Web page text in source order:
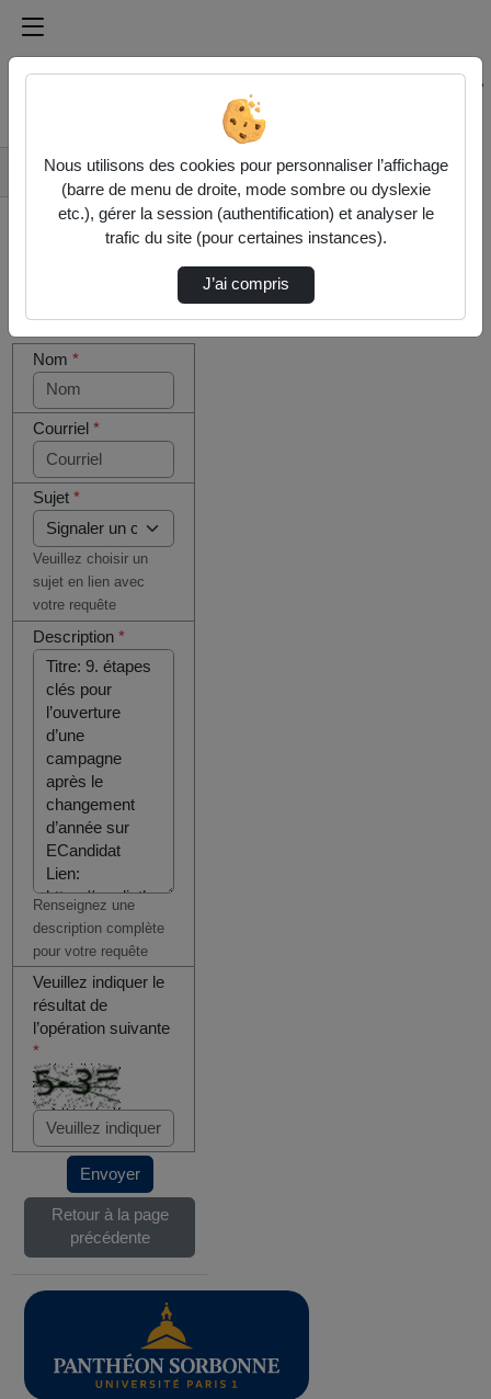
Médiathèque de l'université Paris
Rechercher un média sur Médiathèque de l'université
Accueil
Contactez nous
Votre message
Nom*
Courriel*
Sujet*
Veuillez choisir un
sujet en lien avec
votre requête
Description*
Renseignez une
description complète
pour votre requête
Veuillez indiquer le
résultat de
l’opération suivante
*
cette case
si vous
êtes un
humain en
métal
(obligatoire)
Envoyer
Retour à la page
précédente
Nous utilisons des cookies pour personnaliser l’affichage
(barre de menu de droite, mode sombre ou dyslexie
etc.), gérer la session (authentification) et analyser le
trafic du site (pour certaines instances).
J’ai compris